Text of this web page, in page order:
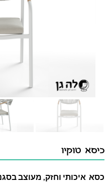
כיסא טוקיו
כסא איכותי וחזק, מעוצב